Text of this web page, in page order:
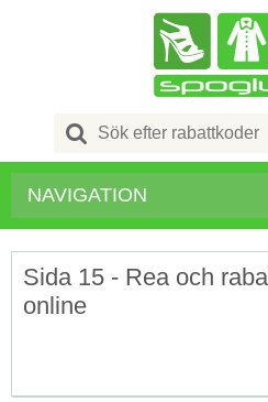
Search
for:
NAVIGATION
Sida 15 - Rea och
online